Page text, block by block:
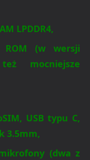
LPDDR4,
ROM (w wersji
mocniejsze
USB typu C,
3.5mm,
(dwa z